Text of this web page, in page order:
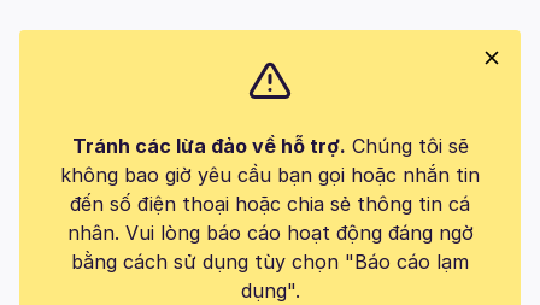
Tránh các lừa đảo về hỗ trợ. Chúng tôi sẽ
không bao giờ yêu cầu bạn gọi hoặc nhắn tin
đến số điện thoại hoặc chia sẻ thông tin cá
nhân. Vui lòng báo cáo hoạt động đáng ngờ
bằng cách sử dụng tùy chọn "Báo cáo lạm
dụng".